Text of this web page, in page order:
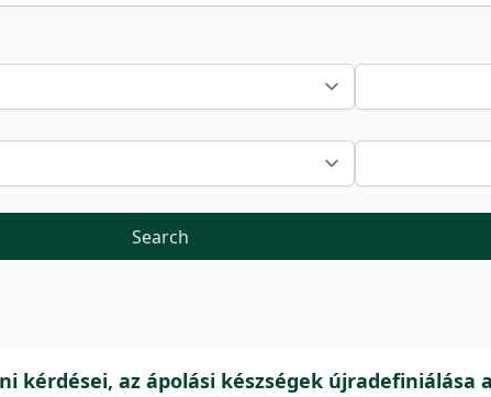
Search
kérdései, az ápolási készségek újradefiniálása